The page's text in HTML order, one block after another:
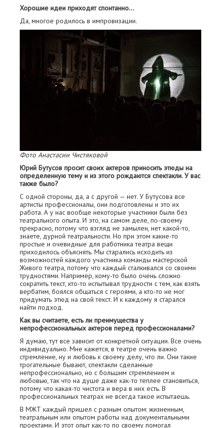
Хорошие идеи приходят спонтанно...
Да, многое родилось в импровизации.
Фото Анастасии Чистяковой
Юрий Бутусов просит своих актеров приносить этюды на
определенную тему и из этого рождаются спектакли. У вас
также было?
С одной стороны, да, а с другой — нет. У Бутусова все
артисты профессионалы, они подготовлены и это их
работа. А у нас вообще некоторые участники были без
театрального опыта. И это, на самом деле, по-своему
прекрасно, потому что взгляд не замылен, нет какой-то,
знаете, дурной театральности. Но при этом какие-то
простые и очевидные для работника театра вещи
приходилось объяснять. Мы старались исходить из
возможностей каждого участника команды мастерской
Живого театра, потому что каждый сталкивался со своими
трудностями. Например, кому-то было очень сложно
сократить текст, кто-то испытывал трудности с тем, как взять
вербатим, боялся общаться с героями, а кто-то не мог
придумать этюд на свой текст. И к каждому я старался
найти подход.
Как вы считаете, есть ли преимущества у
непрофессиональных актеров перед профессионалами?
Я думаю, тут все зависит от конкретной ситуации. Все очень
индивидуально. Мне кажется, в театре очень важно
стремление, ну и любовь к своему делу, что ли. Они такие
трогательные бывают, спектакли сделанные
непрофессионально, но с большим стремлением и
любовью, так что на душе даже как-то теплее становиться,
потому что какая-то чистота и вера в них есть. В
профессиональных театрах не всегда такое испытаешь.
В МЖТ каждый пришел с разным опытом: жизненным,
театральным или опытом работы над документальными
проектами. И этот опыт как-то по своему помогал